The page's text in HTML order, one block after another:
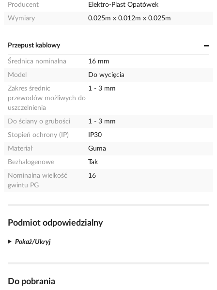
Producent
Elektro-Plast Opatówek
Wymiary
0.025m x 0.012m x 0.025m
Przepust kablowy
Średnica nominalna
16 mm
Model
Do wycięcia
Zakres średnic
przewodów możliwych do
uszczelnienia
1 - 3 mm
Do ściany o grubości
1 - 3 mm
Stopień ochrony (IP)
IP30
Materiał
Guma
Bezhalogenowe
Tak
Nominalna wielkość
gwintu PG
16
Podmiot odpowiedzialny
Pokaż/Ukryj
Do pobrania